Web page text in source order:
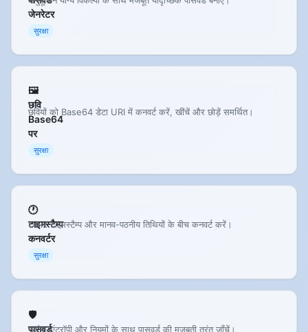
जेनरेटर
सुरक्षा
🖼️
छवि
Base64
पर
छवियों को Base64 डेटा URI में कनवर्ट करें, खींचें और छोड़ें समर्थित।
सुरक्षा
🕐
टाइमस्टैम्प
कनवर्टर
Unix टाइमस्टैम्प और मानव-पठनीय तिथियों के बीच कनवर्ट करें।
सुरक्षा
🛡️
पासवर्ड
स्कोर, एंट्रॉपी और नियमों के साथ पासवर्ड की मजबूती तुरंत जाँचें।